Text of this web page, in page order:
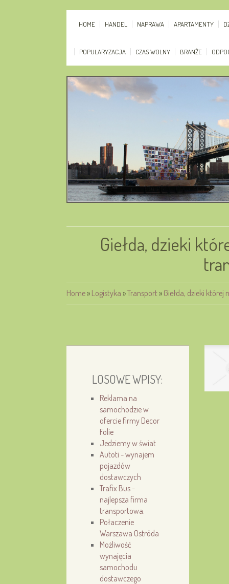
HOME HANDEL NAPRAWA APARTAMENTY
POPULARYZACJA CZAS WOLNY BRANŻE
Giełda, dzieki
Home» Logistyka »Transport» Giełda, dzieki
LOSOWE WPISY:
Reklama na
samochodzie w
ofercie firmy Decor
Folie
Jedziemy w świat
Autoti - wynajem
pojazdów
dostawczych
Trafix Bus -
najlepsza firma
transportowa.
Połaczenie
Warszawa Ostróda
Możliwość
wynajęcia
samochodu
dostawczego